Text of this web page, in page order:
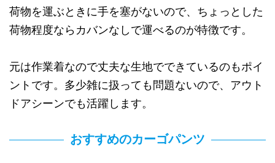
荷物を運ぶときに手を塞がないので、ちょっとした
荷物程度ならカバンなしで運べるのが特徴です。
元は作業着なので丈夫な生地でできているのもポイ
ントです。多少雑に扱っても問題ないので、アウト
ドアシーンでも活躍します。
おすすめのカーゴパンツ